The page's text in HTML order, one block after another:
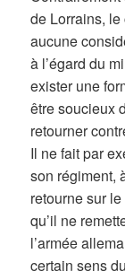
de Lorrains,
aucune
à l’égard du
exister une
être soucieux
retourner
Il ne fait par
son régiment,
retourne sur
qu’il ne
l’armée
certain sens